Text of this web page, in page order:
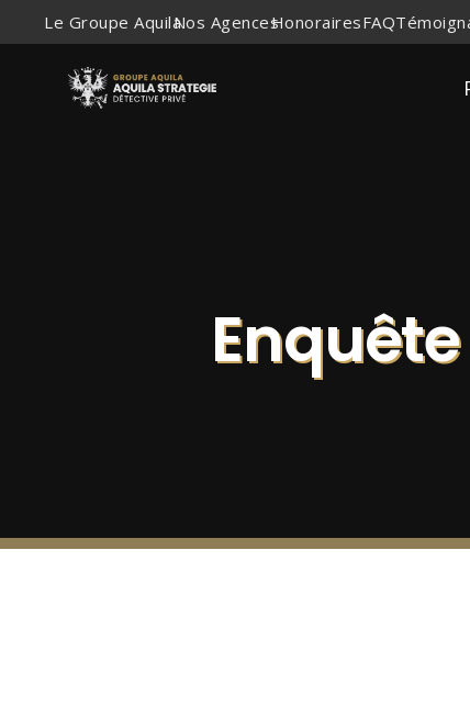
Le Groupe AquilaNos AgencesHonorairesFAQ